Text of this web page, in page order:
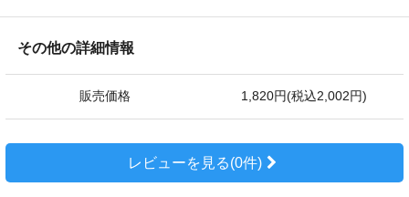
その他の詳細情報
販売価格 1,820円(税込2,002円)
レビューを見る(0件)